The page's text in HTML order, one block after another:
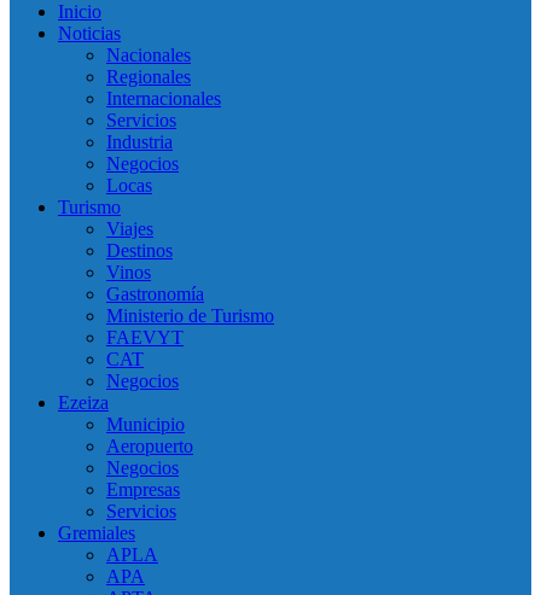
Inicio
Noticias
Nacionales
Regionales
Internacionales
Servicios
Industria
Negocios
Locas
Turismo
Viajes
Destinos
Vinos
Gastronomía
Ministerio de Turismo
FAEVYT
CAT
Negocios
Ezeiza
Municipio
Aeropuerto
Negocios
Empresas
Servicios
Gremiales
APLA
APA